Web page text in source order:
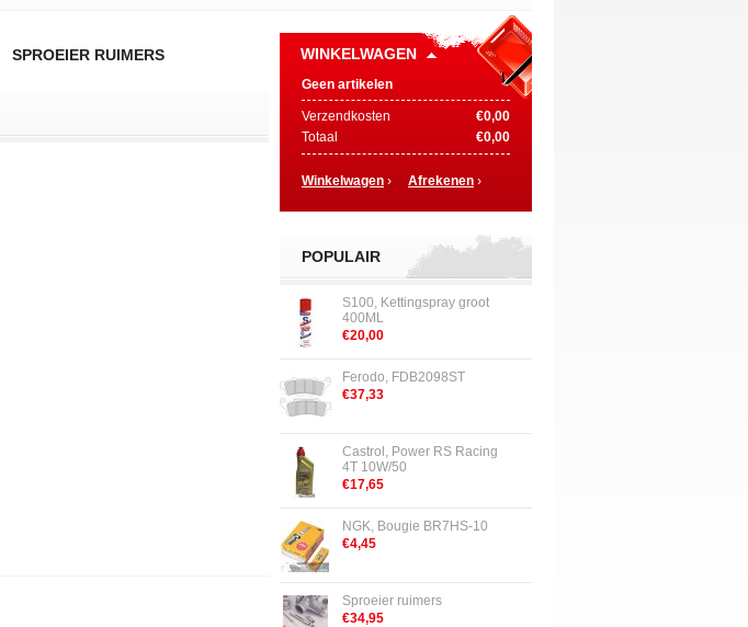
SPROEIER RUIMERS WINKELWAGEN
Geen artikelen
Verzendkosten
€0,00
Totaal
€0,00
Winkelwagen › Afrekenen ›
POPULAIR
S100, Kettingspray groot
400ML
€20,00
Ferodo, FDB2098ST
€37,33
Castrol, Power RS Racing
4T 10W/50
€17,65
NGK, Bougie BR7HS-10
€4,45
Sproeier ruimers
€34,95